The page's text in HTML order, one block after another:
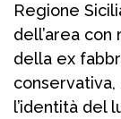
Regione
dell’area
della ex
l’identità del